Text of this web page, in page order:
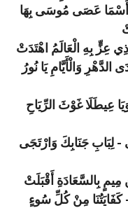
عَصَى مُوسَى بِهَا
عِزٍّ بِهِ الْعَالَمُ اهْتَدَتْ
وَالْأَيَّامِ يَا نُورُ
عِيطَلَا غَوْثَ الرِّيَاحِ
لِبَابِ جَنَابِكَ وَارْتَجَى
بِالسَّعَادَةِ أَقْبَلَتْ
كَفَايَتُنَا مِنْ كُلِّ سُوءٍ